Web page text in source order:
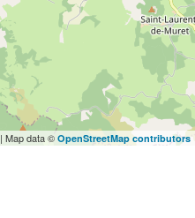
| Map data © OpenStreetMap contributors